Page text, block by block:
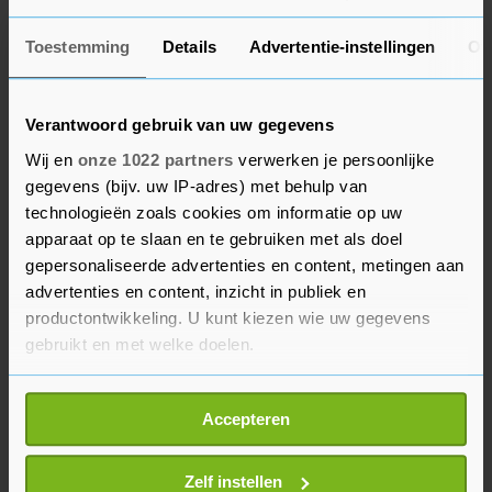
Toestemming Details Advertentie-instellingen
Verantwoord gebruik van uw gegevens
Wij en onze 1022 partners verwerken je persoonlijke
gegevens (bijv. uw IP-adres) met behulp van
technologieën zoals cookies om informatie op uw
apparaat op te slaan en te gebruiken met als doel
gepersonaliseerde advertenties en content, metingen aan
advertenties en content, inzicht in publiek en
productontwikkeling. U kunt kiezen wie uw gegevens
gebruikt en met welke doelen.
Als u het toestaat, willen we ook graag:
Informatie verzamelen over uw geografische
locatie, die tot een paar meter nauwkeurig kan zijn
Uw apparaat identificeren door het actief te
Accepteren
Zelf instellen
Nikkei NRB10HT €.25,00
€ 25,-
Goes 8 jul. '26
BEKIJK MEER ADVERTENTIES
Vergelijkbare advertenties
Garageverkoop
€ 0,00 N.o.t.k.